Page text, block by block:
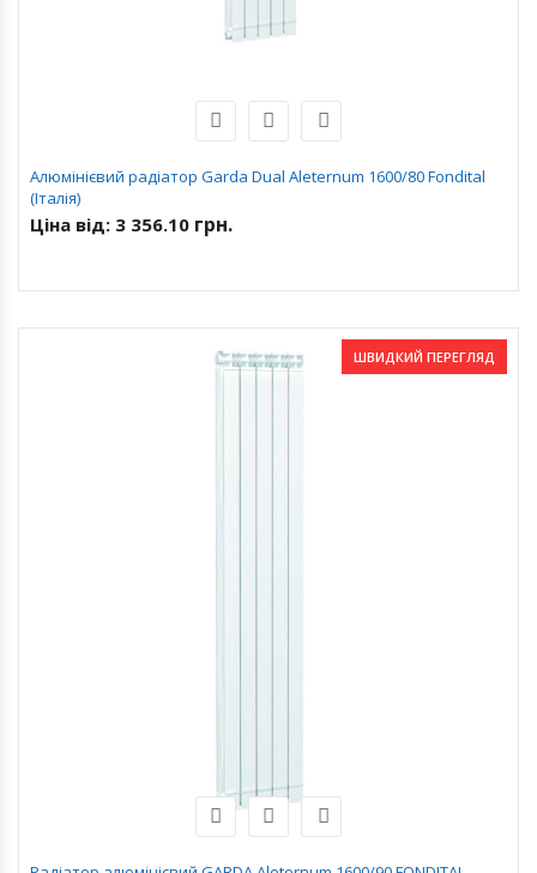
Алюмінієвий радіатор Garda Dual Aleternum 1600/80 Fondital
(Італія)
Ціна від: 3 356.10 грн.
ШВИДКИЙ ПЕРЕГЛЯД